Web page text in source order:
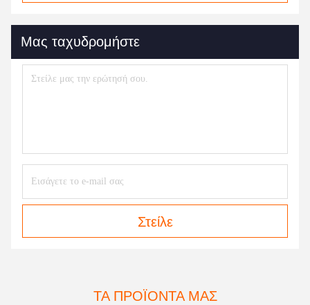
Μας ταχυδρομήστε
Στείλε
ΤΑ ΠΡΟΪΌΝΤΑ ΜΑΣ